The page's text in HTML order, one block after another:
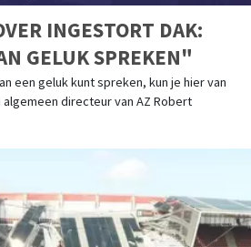
INGESTORT DAK:
GELUK SPREKEN"
een geluk kunt spreken, kun je hier van
directeur van AZ Robert